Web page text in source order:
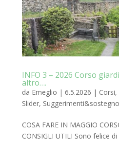
INFO 3 – 2026 Corso
altro….
da Emeglio | 6.5.2026 | Corsi,
Slider,
COSA FARE IN MAGGIO
CONSIGLI UTILI Sono felice